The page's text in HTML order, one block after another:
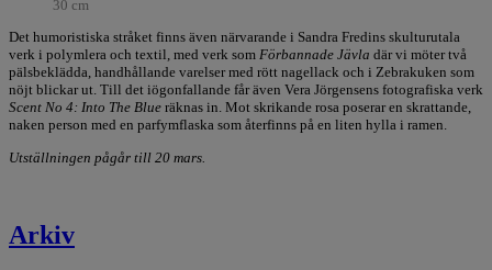
30 cm
Det humoristiska stråket finns även närvarande i Sandra Fredins skulturutala
verk i polymlera och textil, med verk som Förbannade Jävla där vi möter två
pälsbeklädda, handhållande varelser med rött nagellack och i Zebrakuken som
nöjt blickar ut. Till det iögonfallande får även Vera Jörgensens fotografiska verk
Scent No 4: Into The Blue räknas in. Mot skrikande rosa poserar en skrattande,
naken person med en parfymflaska som återfinns på en liten hylla i ramen.
Utställningen pågår till 20 mars.
Arkiv